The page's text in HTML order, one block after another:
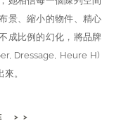
景、縮小的物件、精心
成比例的幻化，將品牌
Dressage, Heure H)
。
>>